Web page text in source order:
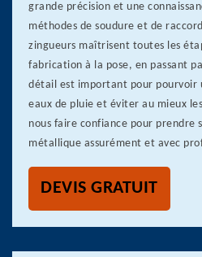
grande précision et une
méthodes de soudure et de
zingueurs maîtrisent toutes les
fabrication à la pose, en passant
détail est important pour pourvoir
eaux de pluie et éviter au mieux
nous faire confiance pour prendre
métallique assurément et avec
DEVIS GRATUIT